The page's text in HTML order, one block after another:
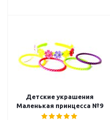
Детские украшения
Маленькая принцесса №9